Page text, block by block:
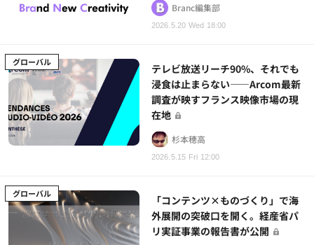
2026.5.20 Wed 18:00
Branc編集部
グローバル
2026.5.15 Fri 12:00
テレビ放送リーチ90%、それでも
浸食は止まらない——Arcom最新
調査が映すフランス映像市場の現
在地
杉本穂高
グローバル
「コンテンツ×ものづくり」で海
外展開の突破口を開く。経産省パ
リ実証事業の報告書が公開